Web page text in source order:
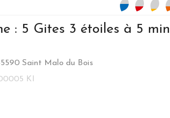
Colombages - Pierre de taille - Toit de chaume
: 5 Gites 3 étoiles à 5
Saint Malo du Bois
KI